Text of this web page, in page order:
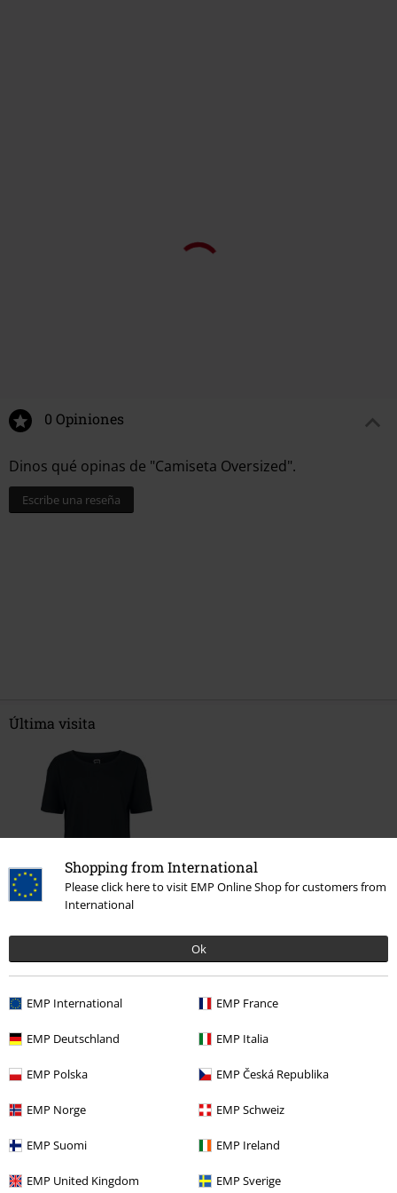
Shopping from International
Please click here to visit EMP Online Shop for customers from
International
Ok
EMP International EMP France
EMP Deutschland EMP Italia
EMP Polska EMP Česká Republika
EMP Norge EMP Schweiz
EMP Suomi EMP Ireland
EMP United Kingdom EMP Sverige
0 Opiniones
Dinos qué opinas de "Camiseta Oversized".
Escribe una reseña
Última visita
40% DTO
Más categorías. Más opciones